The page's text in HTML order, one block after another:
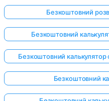
Безкоштовний
Безкоштовний
Безкоштовний
Безкоштовний